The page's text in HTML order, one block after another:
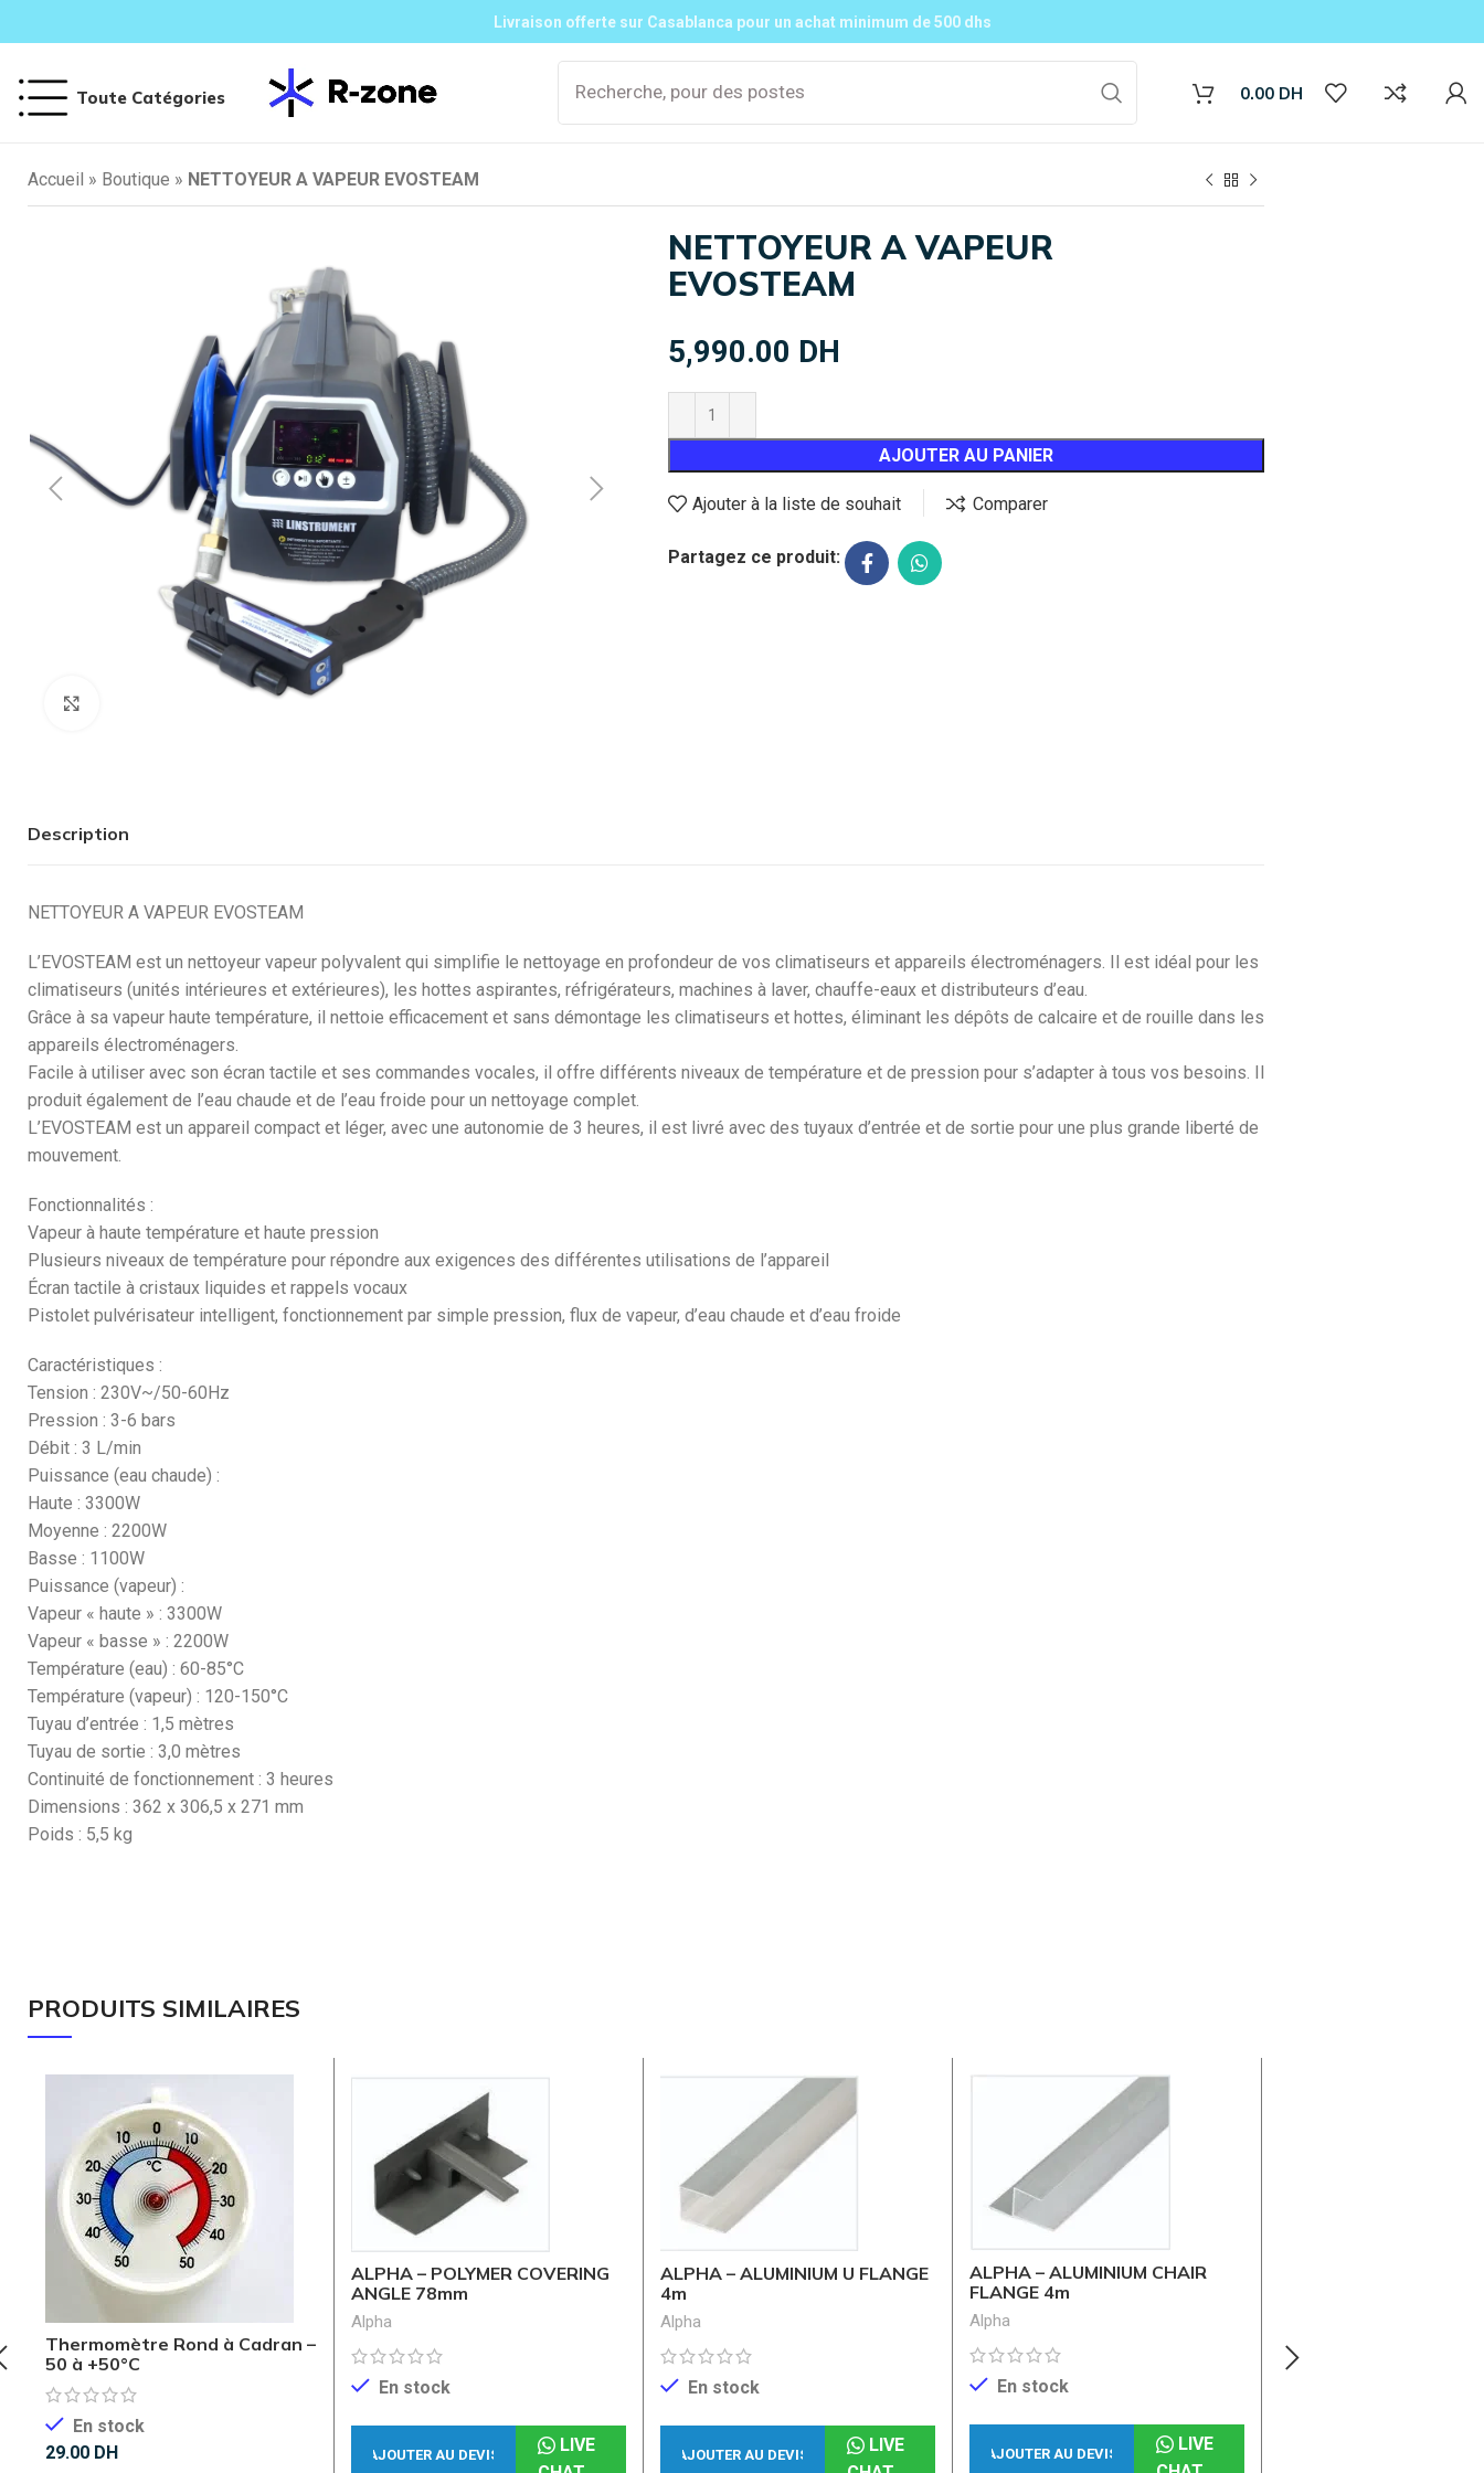
Livraison offerte sur Casablanca pour un achat minimum de 500 dhs
Toute Catégories
Mono-Split
Mural
Gainable
Cassette
Console
Armoire
Mural
0.00 DH
Accueil » Boutique » NETTOYEUR A VAPEUR EVOSTEAM
NETTOYEUR A VAPEUR
EVOSTEAM
5,990.00 DH
AJOUTER AU PANIER
Ajouter à la liste de souhait Comparer
Partagez ce produit:
Description
NETTOYEUR A VAPEUR EVOSTEAM
L’EVOSTEAM est un nettoyeur vapeur polyvalent qui simplifie le nettoyage en profondeur de vos climatiseurs et appareils électroménagers. Il est idéal pour les
climatiseurs (unités intérieures et extérieures), les hottes aspirantes, réfrigérateurs, machines à laver, chauffe-eaux et distributeurs d’eau.
Grâce à sa vapeur haute température, il nettoie efficacement et sans démontage les climatiseurs et hottes, éliminant les dépôts de calcaire et de rouille dans les
appareils électroménagers.
Facile à utiliser avec son écran tactile et ses commandes vocales, il offre différents niveaux de température et de pression pour s’adapter à tous vos besoins. Il
produit également de l’eau chaude et de l’eau froide pour un nettoyage complet.
L’EVOSTEAM est un appareil compact et léger, avec une autonomie de 3 heures, il est livré avec des tuyaux d’entrée et de sortie pour une plus grande liberté de
mouvement.
Fonctionnalités :
Vapeur à haute température et haute pression
Plusieurs niveaux de température pour répondre aux exigences des différentes utilisations de l’appareil
Écran tactile à cristaux liquides et rappels vocaux
Pistolet pulvérisateur intelligent, fonctionnement par simple pression, flux de vapeur, d’eau chaude et d’eau froide
Caractéristiques :
Tension : 230V~/50-60Hz
Pression : 3-6 bars
Débit : 3 L/min
Puissance (eau chaude) :
Haute : 3300W
Moyenne : 2200W
Basse : 1100W
Puissance (vapeur) :
Vapeur « haute » : 3300W
Vapeur « basse » : 2200W
Température (eau) : 60-85°C
Température (vapeur) : 120-150°C
Tuyau d’entrée : 1,5 mètres
Tuyau de sortie : 3,0 mètres
Continuité de fonctionnement : 3 heures
Dimensions : 362 x 306,5 x 271 mm
Poids : 5,5 kg
PRODUITS SIMILAIRES
Thermomètre Rond à Cadran –
50 à +50°C
En stock
29.00 DH
ALPHA – POLYMER COVERING
ANGLE 78mm
Alpha
En stock
AJOUTER AU DEVIS
LIVE
ALPHA – ALUMINIUM U FLANGE
4m
Alpha
En stock
AJOUTER AU DEVIS
LIVE
ALPHA – ALUMINIUM CHAIR
FLANGE 4m
Alpha
En stock
AJOUTER AU DEVIS
LIVE
Conduit Flexible